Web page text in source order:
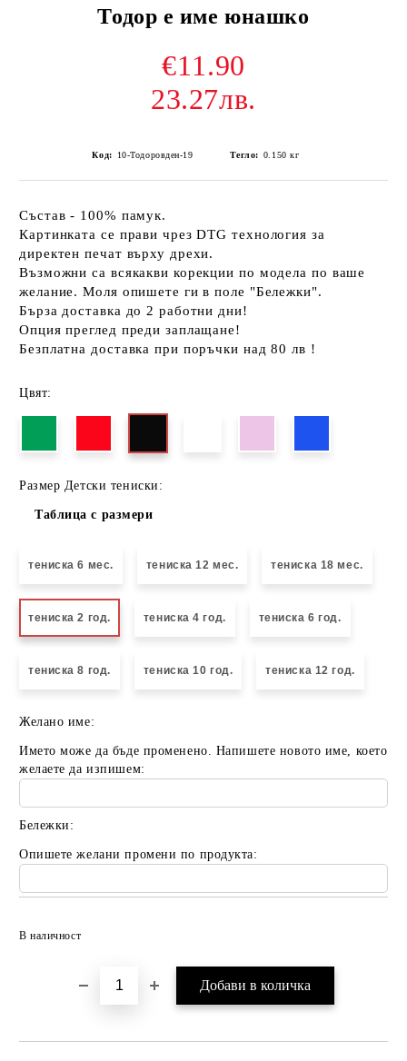
Тодор е име юнашко
€11.90
23.27лв.
Код: 10-Тодоровден-19 Тегло: 0.150 кг
Състав - 100% памук.
Картинката се прави чрез DTG технология за
директен печат върху дрехи.
Възможни са всякакви корекции по модела по ваше
желание. Моля опишете ги в поле "Бележки".
Бърза доставка до 2 работни дни!
Опция преглед преди заплащане!
Безплатна доставка при поръчки над 80 лв !
Цвят:
Размер Детски тениски:
Таблица с размери
тениска 6 мес. тениска 12 мес. тениска 18 мес.
тениска 2 год. тениска 4 год. тениска 6 год.
тениска 8 год. тениска 10 год. тениска 12 год.
Желано име:
Името може да бъде променено. Напишете новото име, което
желаете да изпишем:
Бележки:
Опишете желани промени по продукта:
В наличност